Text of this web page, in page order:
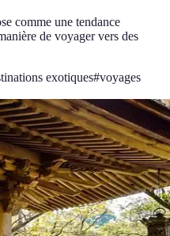
comme une tendance
de voyager vers des
exotiques#voyages